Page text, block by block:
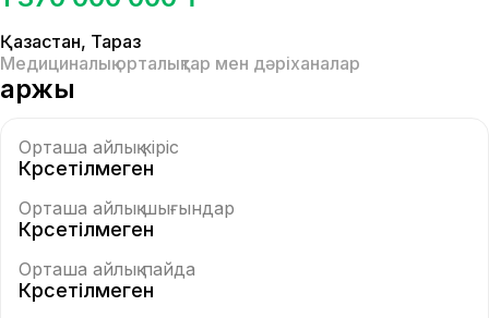
Қазақстан, Тараз
Медициналық орталықтар мен дәріханалар
Қаржы
Орташа айлық кіріс
Көрсетілмеген
Орташа айлық шығындар
Көрсетілмеген
Орташа айлық пайда
Көрсетілмеген